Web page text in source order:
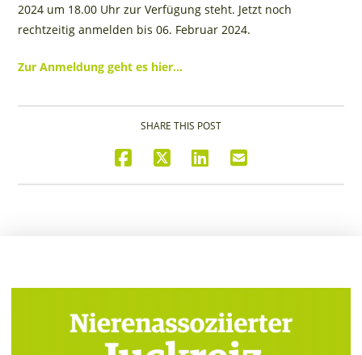
2024 um 18.00 Uhr zur Verfügung steht. Jetzt noch
rechtzeitig anmelden bis 06. Februar 2024.
Zur Anmeldung geht es hier…
SHARE THIS POST